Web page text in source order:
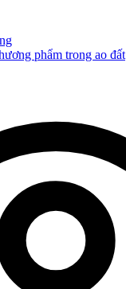
phẩm trong ao đất